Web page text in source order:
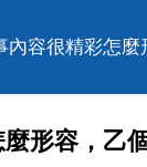
內容很精彩怎
形容，乙